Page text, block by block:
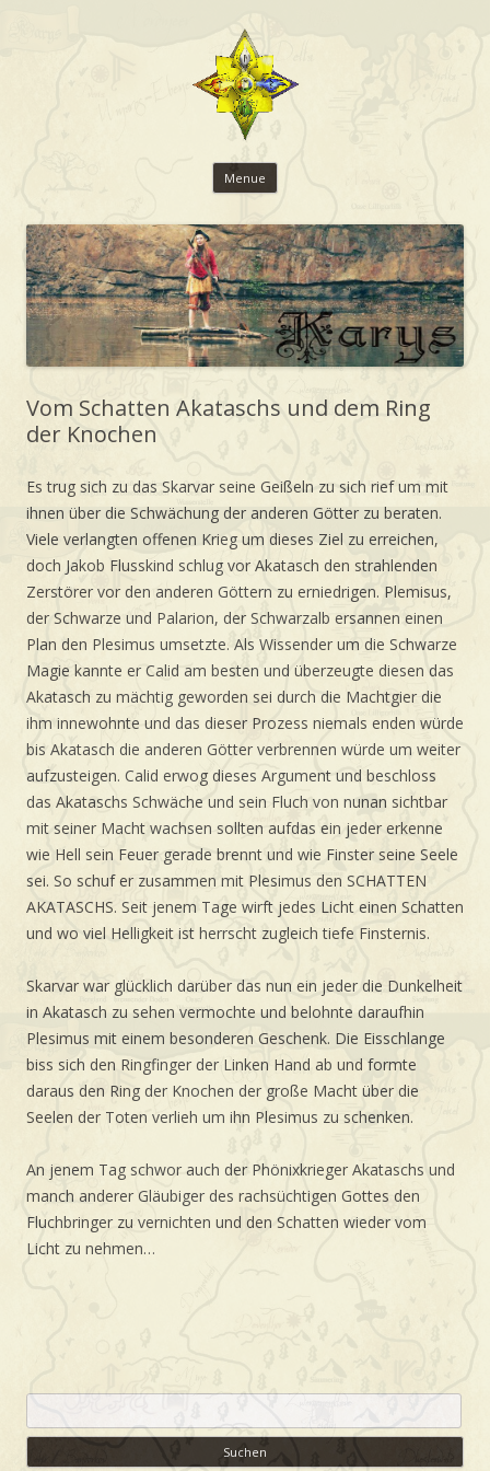
Menue
Vom Schatten Akataschs und dem Ring
der Knochen
Es trug sich zu das Skarvar seine Geißeln zu sich rief um mit
ihnen über die Schwächung der anderen Götter zu beraten.
Viele verlangten offenen Krieg um dieses Ziel zu erreichen,
doch Jakob Flusskind schlug vor Akatasch den strahlenden
Zerstörer vor den anderen Göttern zu erniedrigen. Plemisus,
der Schwarze und Palarion, der Schwarzalb ersannen einen
Plan den Plesimus umsetzte. Als Wissender um die Schwarze
Magie kannte er Calid am besten und überzeugte diesen das
Akatasch zu mächtig geworden sei durch die Machtgier die
ihm innewohnte und das dieser Prozess niemals enden würde
bis Akatasch die anderen Götter verbrennen würde um weiter
aufzusteigen. Calid erwog dieses Argument und beschloss
das Akataschs Schwäche und sein Fluch von nunan sichtbar
mit seiner Macht wachsen sollten aufdas ein jeder erkenne
wie Hell sein Feuer gerade brennt und wie Finster seine Seele
sei. So schuf er zusammen mit Plesimus den SCHATTEN
AKATASCHS. Seit jenem Tage wirft jedes Licht einen Schatten
und wo viel Helligkeit ist herrscht zugleich tiefe Finsternis.
Skarvar war glücklich darüber das nun ein jeder die Dunkelheit
in Akatasch zu sehen vermochte und belohnte daraufhin
Plesimus mit einem besonderen Geschenk. Die Eisschlange
biss sich den Ringfinger der Linken Hand ab und formte
daraus den Ring der Knochen der große Macht über die
Seelen der Toten verlieh um ihn Plesimus zu schenken.
An jenem Tag schwor auch der Phönixkrieger Akataschs und
manch anderer Gläubiger des rachsüchtigen Gottes den
Fluchbringer zu vernichten und den Schatten wieder vom
Licht zu nehmen…
nach: